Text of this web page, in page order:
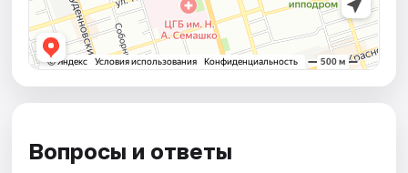
Вопросы и ответы